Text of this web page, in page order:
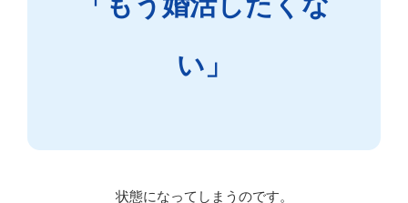
い」
状態になってしまうのです。